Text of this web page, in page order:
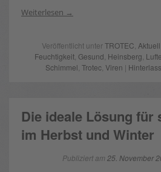
Weiterlesen
Veröffentlicht unterTROTEC Aktuell
Feuchtigkeit Gesund Heinsberg
Schimmel Trotec, Viren |
Die ideale Lösung für
im Herbst und Winter
Publiziert am 25. November